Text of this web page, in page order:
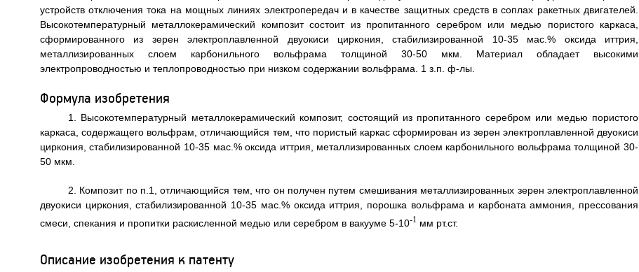
устройств отключения тока на мощных линиях электропередач и в качестве защитных средств в соплах ракетных двигателей.
Высокотемпературный металлокерамический композит состоит из пропитанного серебром или медью пористого каркаса,
сформированного из зерен электроплавленной двуокиси циркония, стабилизированной 10-35 мас.% оксида иттрия,
металлизированных слоем карбонильного вольфрама толщиной 30-50 мкм. Материал обладает высокими
электропроводностью и теплопроводностью при низком содержании вольфрама. 1 з.п. ф-лы.
Формула изобретения
1. Высокотемпературный металлокерамический композит, состоящий из пропитанного серебром или медью пористого
каркаса, содержащего вольфрам, отличающийся тем, что пористый каркас сформирован из зерен электроплавленной двуокиси
циркония, стабилизированной 10-35 мас.% оксида иттрия, металлизированных слоем карбонильного вольфрама толщиной 30-
50 мкм.
2. Композит по п.1, отличающийся тем, что он получен путем смешивания металлизированных зерен электроплавленной
двуокиси циркония, стабилизированной 10-35 мас.% оксида иттрия, порошка вольфрама и карбоната аммония, прессования
смеси, спекания и пропитки раскисленной медью или серебром в вакууме 5-10-1мм рт.ст.
Описание изобретения к патенту